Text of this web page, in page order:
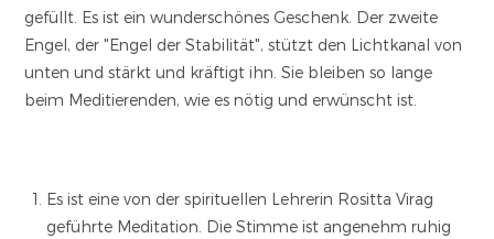
gefüllt. Es ist ein wunderschönes Geschenk. Der zweite
Engel, der "Engel der Stabilität", stützt den Lichtkanal von
unten und stärkt und kräftigt ihn. Sie bleiben so lange
beim Meditierenden, wie es nötig und erwünscht ist.
Es ist eine von der spirituellen Lehrerin Rositta Virag
geführte Meditation. Die Stimme ist angenehm ruhig